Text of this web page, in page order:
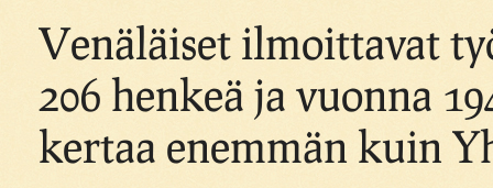
Venäläiset ilmoittavat
206 henkeä ja vuonna
kertaa enemmän kuin